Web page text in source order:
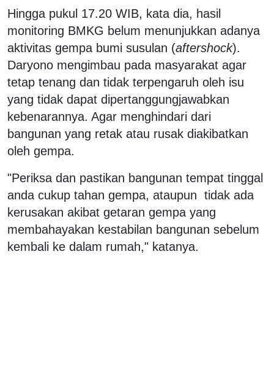
Hingga pukul 17.20 WIB, kata dia, hasil
monitoring BMKG belum menunjukkan adanya
aktivitas gempa bumi susulan (aftershock).
Daryono mengimbau pada masyarakat agar
tetap tenang dan tidak terpengaruh oleh isu
yang tidak dapat dipertanggungjawabkan
kebenarannya. Agar menghindari dari
bangunan yang retak atau rusak diakibatkan
oleh gempa.
"Periksa dan pastikan bangunan tempat tinggal
anda cukup tahan gempa, ataupun tidak ada
kerusakan akibat getaran gempa yang
membahayakan kestabilan bangunan sebelum
kembali ke dalam rumah," katanya.